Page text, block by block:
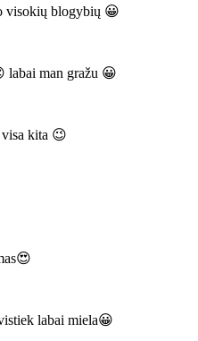
visokių blogybių 😀
labai man gražu 😀
visa kita 😉
labai miela😀